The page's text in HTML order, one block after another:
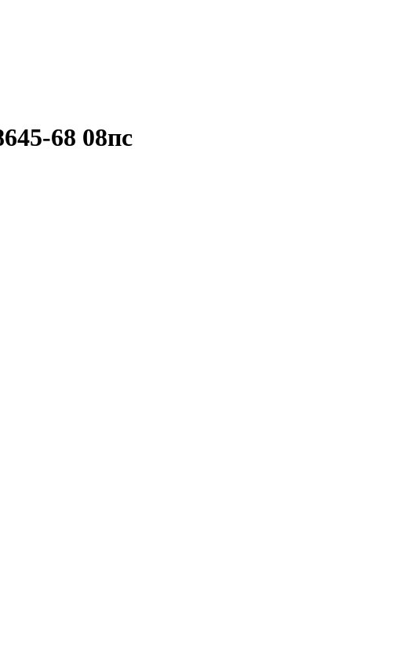
68 08пс